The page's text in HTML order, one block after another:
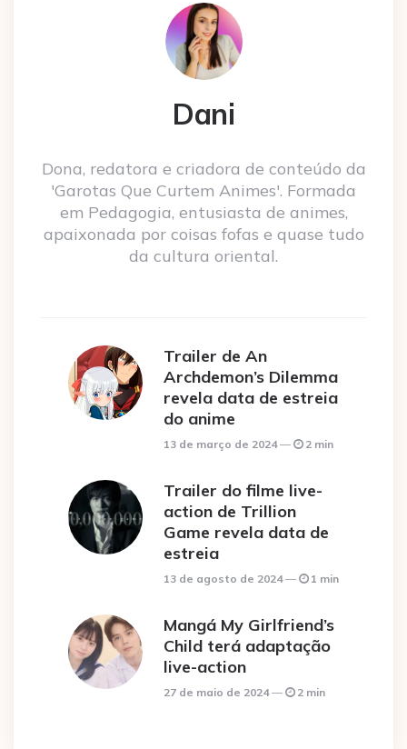
Dani
Dona, redatora e criadora de conteúdo da
'Garotas Que Curtem Animes'. Formada
em Pedagogia, entusiasta de animes,
apaixonada por coisas fofas e quase tudo
da cultura oriental.
Trailer de An
Archdemon’s Dilemma
revela data de estreia
do anime
13 de março de 2024 2 min
Trailer do filme live-
action de Trillion
Game revela data de
estreia
13 de agosto de 2024 1 min
Mangá My Girlfriend’s
Child terá adaptação
live-action
27 de maio de 2024 2 min